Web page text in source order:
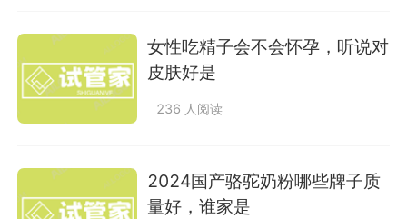
女性吃精子会不会怀孕，听说对
皮肤好是
236 人阅读
2024国产骆驼奶粉哪些牌子质
量好，谁家是